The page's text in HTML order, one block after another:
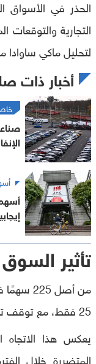
الحذر في الأسواق
التجارية
لتحليل ماكي ساوادا
أخبار ذات
تأثير السوق
25 فقط، مع توقف تداول ثلاثة أسهم.
يعكس هذا الاتجاه
المتضررة خلال